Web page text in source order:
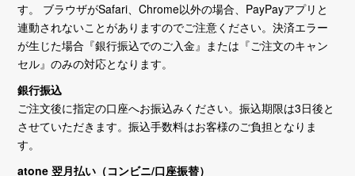
す。 ブラウザがSafari、Chrome以外の場合、PayPayアプリと
連動されないことがありますのでご注意ください。決済エラー
が生じた場合『銀行振込でのご入金』または『ご注文のキャン
セル』のみの対応となります。
銀行振込
ご注文後に指定の口座へお振込みください。振込期限は3日後と
させていただきます。振込手数料はお客様のご負担となりま
す。
atone 翌月払い（コンビニ/口座振替）